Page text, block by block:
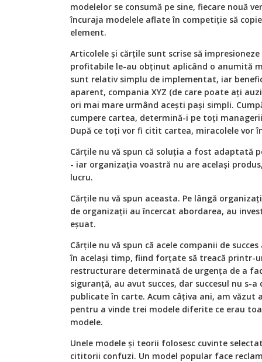
modelelor se consumă pe sine, fiecare nouă
încuraja modelele aflate în competiție să
element.
Articolele și cărțile sunt scrise să
profitabile le-au obținut aplicând o anumită
sunt relativ simplu de implementat, iar
aparent, compania XYZ (de care poate ați
ori mai mare urmând acești pași simpli.
cumpere cartea, determină-i pe toți
După ce toți vor fi citit cartea, miracolele vor
Cărțile nu vă spun că soluția a fost adaptată
- iar organizația voastră nu are același
lucru.
Cărțile nu vă spun aceasta. Pe lângă
de organizații au încercat abordarea, au
eșuat.
Cărțile nu vă spun că acele companii de
în același timp, fiind forțate să treacă printr-
restructurare determinată de urgența de a
siguranță, au avut succes, dar succesul nu s-
publicate în carte. Acum câțiva ani, am
pentru a vinde trei modele diferite ce erau
modele.
Unele modele și teorii folosesc cuvinte
cititorii confuzi. Un model popular face